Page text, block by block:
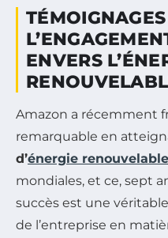
ENVERS
Amazon a récemment
remarquable en
d’énergie renouvelable
mondiales, et ce, sept
succès est une
de l’entreprise en